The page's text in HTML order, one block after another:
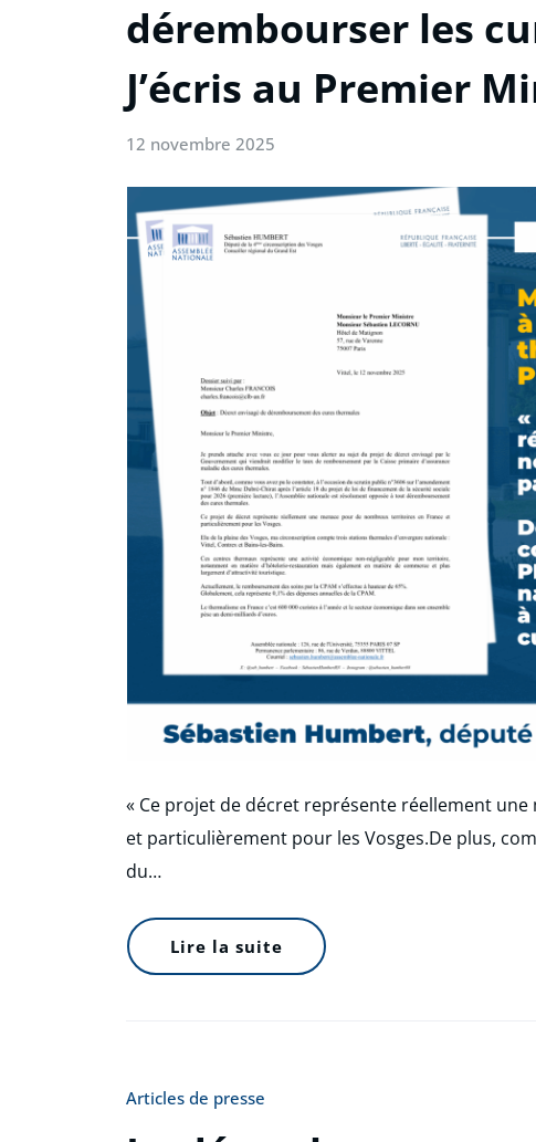
dérembourser les
J’écris au Premier
12 novembre 2025
« Ce projet de décret représente réellement
et particulièrement pour les Vosges.De plus,
du…
Lire la suite
Articles de presse